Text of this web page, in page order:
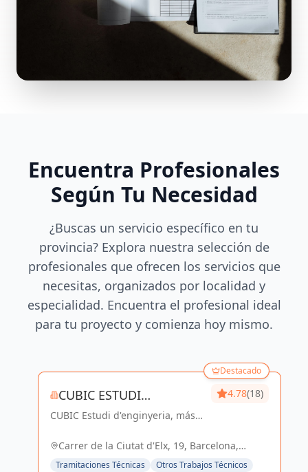
Encuentra Profesionales
Según Tu Necesidad
¿Buscas un servicio específico en tu
provincia? Explora nuestra selección de
profesionales que ofrecen los servicios que
necesitas, organizados por localidad y
especialidad. Encuentra el profesional ideal
para tu proyecto y comienza hoy mismo.
Destacado
CUBIC ESTUDI
D'ENGINYERIA S.L.
CUBIC Estudi d'enginyeria, más
de Arquitectura e Ingeniería con
4.78(18)
Carrer de la Ciutat d'Elx, 19, Barcelona,
España, España
Tramitaciones Técnicas
Otros Trabajos Técnicos